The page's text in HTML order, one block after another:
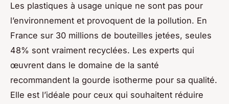
Les plastiques à usage unique ne sont pas pour
l’environnement et provoquent de la pollution. En
France sur 30 millions de bouteilles jetées, seules
48% sont vraiment recyclées. Les experts qui
œuvrent dans le domaine de la santé
recommandent la gourde isotherme pour sa qualité.
Elle est l’idéale pour ceux qui souhaitent réduire